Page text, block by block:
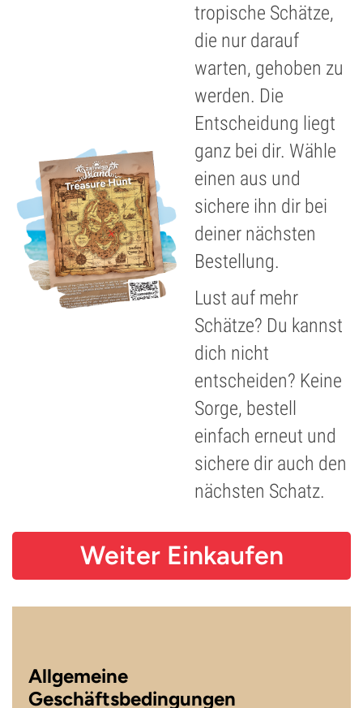
tropische Schätze,
die nur darauf
warten, gehoben zu
werden. Die
Entscheidung liegt
ganz bei dir. Wähle
einen aus und
sichere ihn dir bei
deiner nächsten
Bestellung.
Lust auf mehr
Schätze? Du kannst
dich nicht
entscheiden? Keine
Sorge, bestell
einfach erneut und
sichere dir auch den
nächsten Schatz.
Weiter Einkaufen
Allgemeine
Geschäftsbedingungen